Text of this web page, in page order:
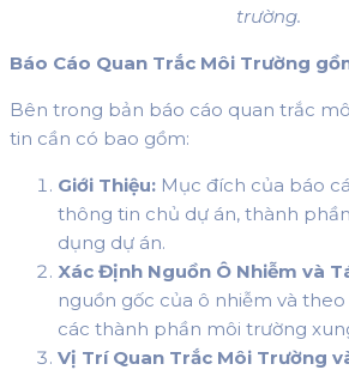
trường.
Báo Cáo Quan Trắc Môi Trường
Bên trong bản báo cáo quan trắc
tin cần có bao gồm:
Giới Thiệu: Mục đích của báo
thông tin chủ dự án, thành
dụng dự án.
Xác Định Nguồn Ô Nhiễm và
nguồn gốc của ô nhiễm và
các thành phần môi trường
Vị Trí Quan Trắc Môi Trường